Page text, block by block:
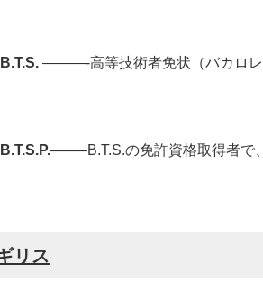
B.T.S. ———-高等技術者免状（バカロレ
B.T.S.P.——–B.T.S.の免許資格取得者で
リス